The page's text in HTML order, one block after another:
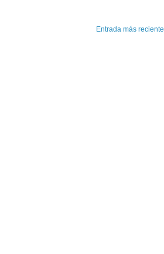
Entrada más reciente